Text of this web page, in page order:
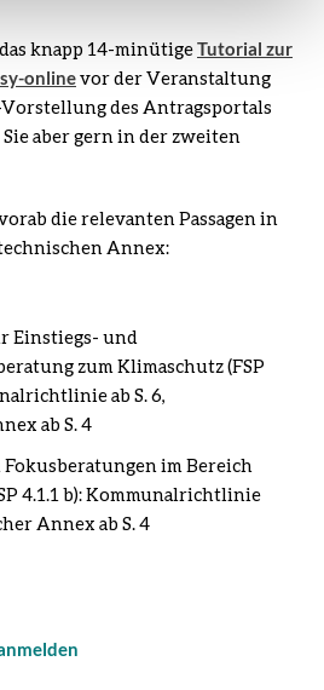
knapp 14-minütigeTutorial zur
onlinevor der Veranstaltung
des Antragsportals
aber gern in der zweiten
die relevanten Passagen in
Annex:
Einstiegs- und
zum Klimaschutz (FSP
ab S. 6,
ab S. 4
Fokusberatungen im Bereich
4.1.1 b): Kommunalrichtlinie
Annex ab S. 4